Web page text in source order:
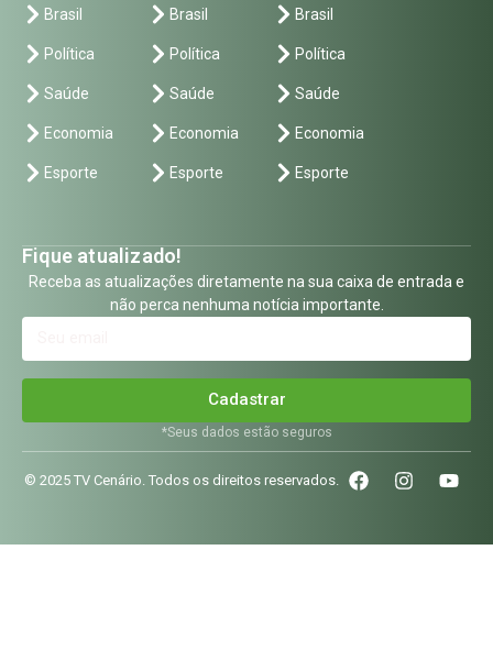
Brasil
Política
Saúde
Economia
Esporte
Brasil
Política
Saúde
Economia
Esporte
Brasil
Política
Saúde
Economia
Esporte
Fique atualizado!
Receba as atualizações diretamente na sua caixa de entrada e
não perca nenhuma notícia importante.
Cadastrar
*Seus dados estão seguros
© 2025 TV Cenário. Todos os direitos reservados.